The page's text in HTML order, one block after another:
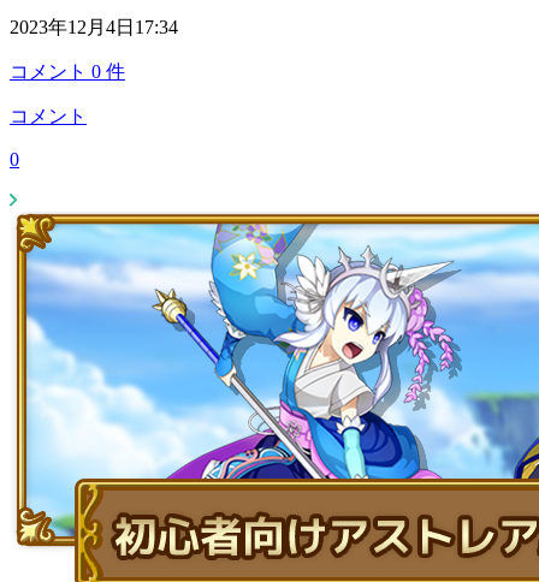
2023年12月4日17:34
コメント 0 件
コメント
0